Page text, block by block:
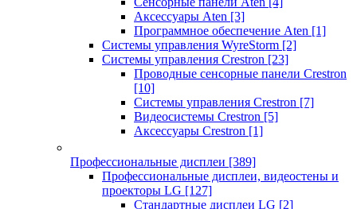
Аксессуары Aten [3]
Программное обеспечение Aten [1]
Системы управления WyreStorm [2]
Системы управления Crestron [23]
Проводные сенсорные панели Crestron
[10]
Системы управления Crestron [7]
Видеосистемы Crestron [5]
Аксессуары Crestron [1]
Профессиональные дисплеи [389]
Профессиональные дисплеи, видеостены и
проекторы LG [127]
Стандартные дисплеи LG [2]